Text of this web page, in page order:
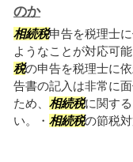
のか
相続税申告を税理士
ようなことが対応可
税の申告を税理士に
告書の記入は非常に
ため、 相続税に関す
い。・ 相続税の節税